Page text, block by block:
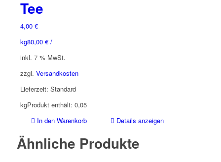
Tee
4,00 €
80,00 €/
kg
inkl. 7 % MwSt.
zzgl. Versandkosten
Lieferzeit: Standard
Produkt enthält: 0,05
kg
In den Warenkorb
Details anzeigen
Ähnliche Produkte